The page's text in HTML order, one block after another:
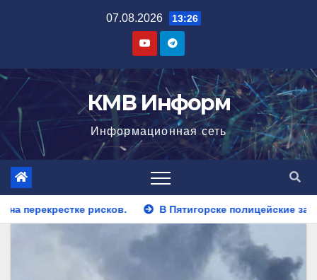
07.08.2026 13:26
КМВ Информ
Информационная сеть
В Пятигорске полицейские задержали закладчика,